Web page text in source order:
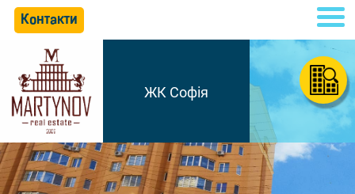
Контакти
ЖК Софія